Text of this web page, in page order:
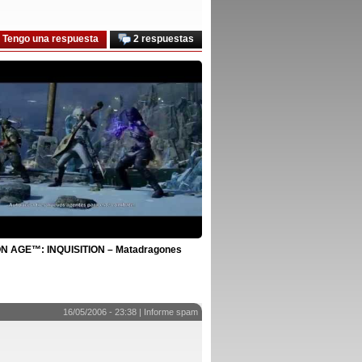
2 respuestas
Tengo una respuesta
AGE™: INQUISITION – Matadragones
16/05/2006 - 23:38 | Informe spam